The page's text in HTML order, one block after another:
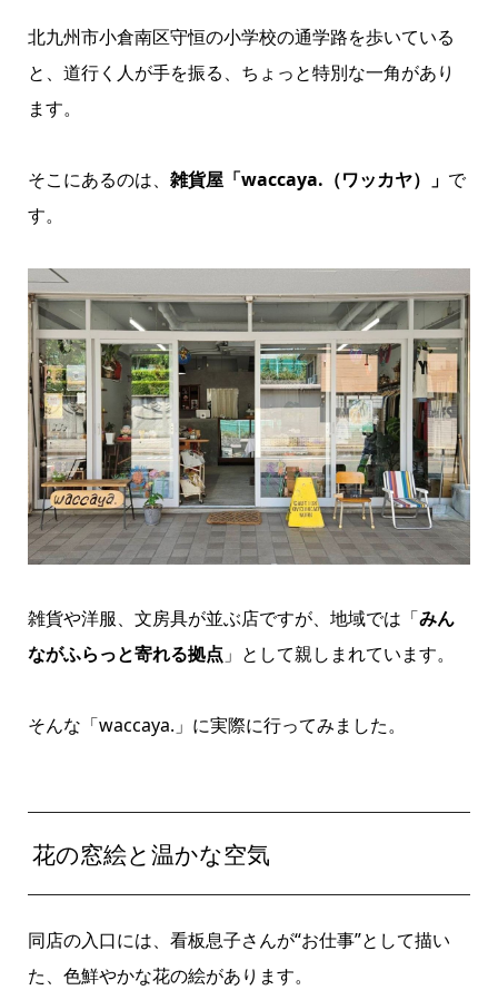
北九州市小倉南区守恒の小学校の通学路を歩いている
と、道行く人が手を振る、ちょっと特別な一角があり
ます。
そこにあるのは、 雑貨屋「waccaya.（ワッカヤ）」 で
す。
雑貨や洋服、文房具が並ぶ店ですが、地域では「みん
ながふらっと寄れる拠点 」として親しまれています。
そんな「waccaya.」に実際に行ってみました。
花の窓絵と温かな空気
同店の入口には、看板息子さんが“お仕事”として描い
た、色鮮やかな花の絵があります。